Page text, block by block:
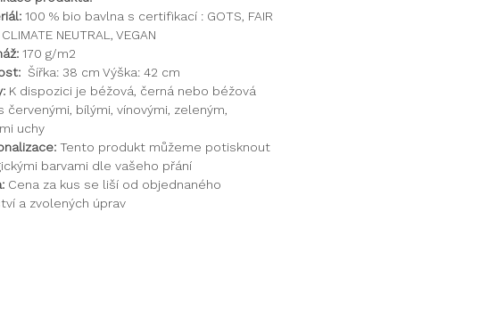
100 % bio bavlna s certifikací : GOTS, FAIR
NEUTRAL, VEGAN
170 g/m2
Šířka: 38 cm Výška: 42 cm
K dispozici je béžová, černá nebo béžová
červenými, bílými, vínovými, zeleným,
uchy
Tento produkt můžeme potisknout
barvami dle vašeho přání
Cena za kus se liší od objednaného
a zvolených úprav